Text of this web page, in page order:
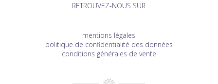
RETROUVEZ-NOUS SUR
mentions légales
politique de confidentialité des données
conditions générales de vente